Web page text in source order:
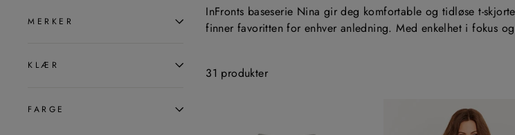
MERKER
KLÆR
FARGE
InFronts baseserie Nina gir deg komfortable og tidløse t-
finner favoritten for enhver anledning. Med enkelhet i fokus
31 produkter